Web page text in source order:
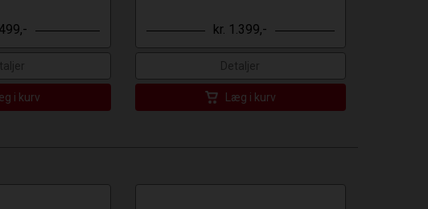
i kurv
kr. 1.399,-
Detaljer
Læg i kurv